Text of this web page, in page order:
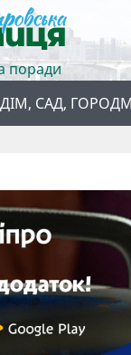
поради
ДІМ, САД, ГОРОД